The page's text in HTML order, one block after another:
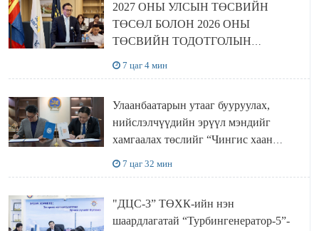
2027 ОНЫ УЛСЫН ТӨСВИЙН
ТӨСӨЛ БОЛОН 2026 ОНЫ
ТӨСВИЙН ТОДОТГОЛЫН
ТӨСЛИЙН ОЛОН НИЙТИЙН
ХЭЛЭЛЦҮҮЛЭГ БОЛЛОО
7 цаг 4 мин
Улаанбаатарын утааг бууруулах,
нийслэлчүүдийн эрүүл мэндийг
хамгаалах төслийг “Чингис хаан
баялгийн сан нэгдэл” ХХК-тай
хамтран хэрэгжүүлнэ
7 цаг 32 мин
"ДЦС-3” ТӨХК-ийн нэн
шаардлагатай “Турбингенератор-5”-